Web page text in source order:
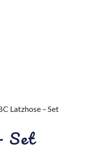
Latzhose – Set
Set